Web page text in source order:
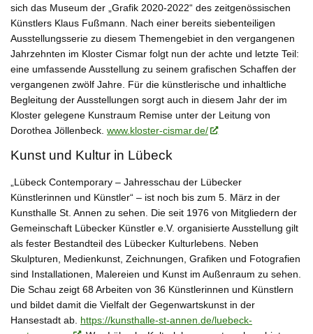
sich das Museum der „Grafik 2020-2022“ des zeitgenössischen
Künstlers Klaus Fußmann. Nach einer bereits siebenteiligen
Ausstellungsserie zu diesem Themengebiet in den vergangenen
Jahrzehnten im Kloster Cismar folgt nun der achte und letzte Teil:
eine umfassende Ausstellung zu seinem grafischen Schaffen der
vergangenen zwölf Jahre. Für die künstlerische und inhaltliche
Begleitung der Ausstellungen sorgt auch in diesem Jahr der im
Kloster gelegene Kunstraum Remise unter der Leitung von
Dorothea Jöllenbeck. www.kloster-cismar.de/
Kunst und Kultur in Lübeck
„Lübeck Contemporary – Jahresschau der Lübecker
Künstlerinnen und Künstler“ – ist noch bis zum 5. März in der
Kunsthalle St. Annen zu sehen. Die seit 1976 von Mitgliedern der
Gemeinschaft Lübecker Künstler e.V. organisierte Ausstellung gilt
als fester Bestandteil des Lübecker Kulturlebens. Neben
Skulpturen, Medienkunst, Zeichnungen, Grafiken und Fotografien
sind Installationen, Malereien und Kunst im Außenraum zu sehen.
Die Schau zeigt 68 Arbeiten von 36 Künstlerinnen und Künstlern
und bildet damit die Vielfalt der Gegenwartskunst in der
Hansestadt ab. https://kunsthalle-st-annen.de/luebeck-